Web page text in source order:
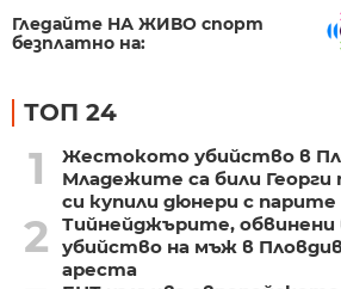
Гледайте НА ЖИВО спорт
безплатно на:
ТОП 24
1
Жестокото убийство в
Младежите са били Георги
си купили дюнери с парите
2
Тийнейджърите,
убийство на мъж в
ареста